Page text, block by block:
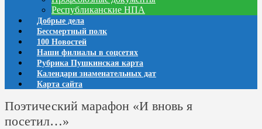
Республиканские НПА
Добрые дела
Бессмертный полк
100 Новостей
Наши филиалы в соцсетях
Рубрика Пушкинская карта
Календари знаменательных дат
Карта сайта
Поэтический марафон «И вновь я
посетил…»